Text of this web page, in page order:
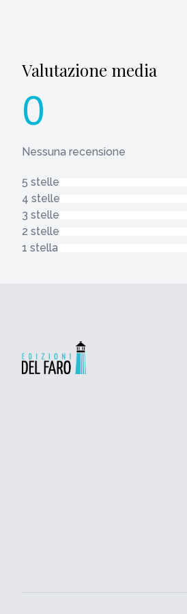
Valutazione media
0
Nessuna recensione
5 stelle
4 stelle
3 stelle
2 stelle
1 stella